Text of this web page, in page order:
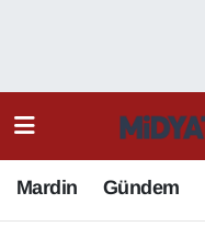
Mardin Gündem